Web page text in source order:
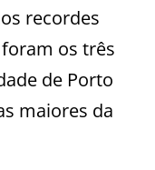
recordes
os três
de Porto
maiores da